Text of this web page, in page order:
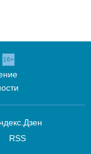
16+
RSS